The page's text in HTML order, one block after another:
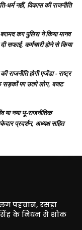
धर्म नहीं, विकास की राजनीति
कर पुलिस ने किया मानव
सफाई, कर्मचारी होने से किया
राजनीति होगी एजेंडा - राष्ट्र
सड़कों पर उतरे लोग, बजट
या नया भू-राजनीतिक
प्रदर्शन, अध्यक्ष सहित
पहचान, रसड़ा
के निधन से शोक